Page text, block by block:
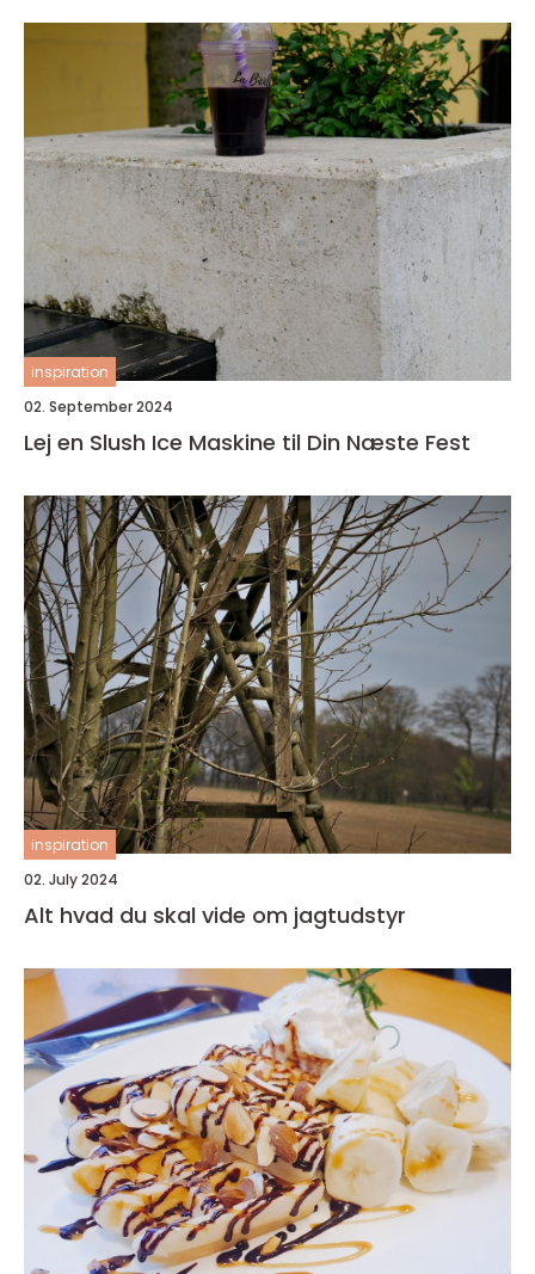
inspiration
02. September 2024
Lej en Slush Ice Maskine til Din Næste Fest
inspiration
02. July 2024
Alt hvad du skal vide om jagtudstyr